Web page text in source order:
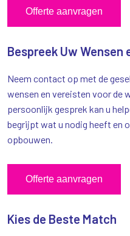
Offerte aanvragen
Bespreek Uw Wensen
Neem contact op met de
wensen en vereisten voor de
persoonlijk gesprek kan u
begrijpt wat u nodig heeft en
opbouwen.
Offerte aanvragen
Kies de Beste Match